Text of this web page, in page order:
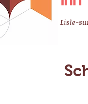
Lisle-